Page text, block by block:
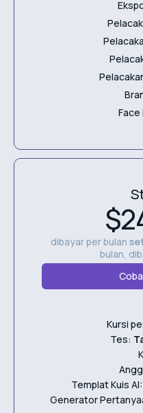
Face
dibayar per bulan
bulan,
Kursi
Tes:
Templat Kuis AI:
Generator